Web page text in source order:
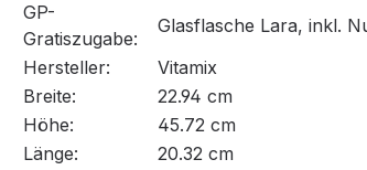
GP-
Gratiszugabe:
Glasflasche Lara, inkl.
Hersteller:
Vitamix
Breite:
22.94 cm
Höhe:
45.72 cm
Länge:
20.32 cm